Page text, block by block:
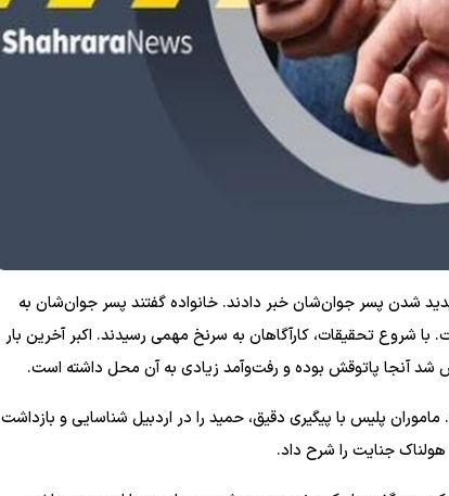
شدن پسر جوان‌شان خبر دادند. خانواده گفتند پسر جوان‌شان به
نیست. با شروع تحقیقات، کارآگاهان به سرنخ مهمی رسیدند. اکبر آخرین بار
شد آنجا پاتوقش بوده و رفت‌وآمد زیادی به آن محل داشته است.
پلیس با پیگیری دقیق، حمید را در اردبیل شناسایی و بازداشت
هولناک جنایت را شرح داد.